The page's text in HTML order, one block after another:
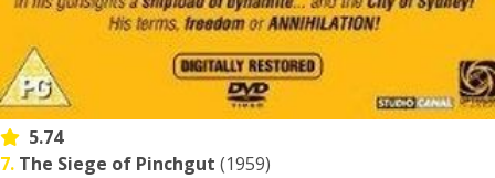
5.74
7. The Siege of Pinchgut (1959)